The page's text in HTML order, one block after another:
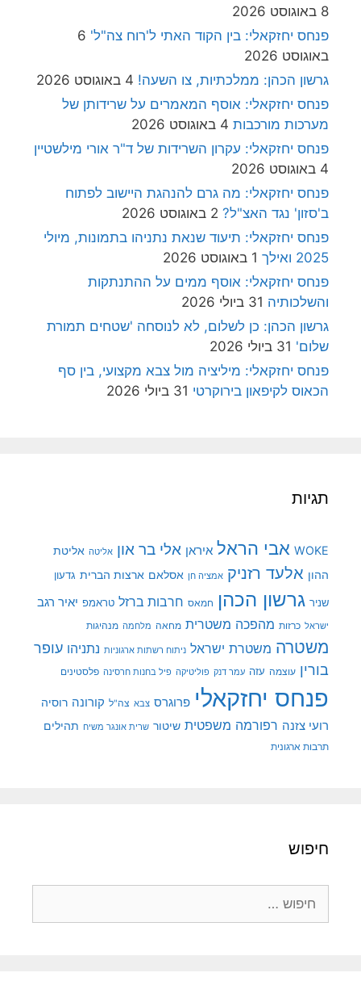
8 באוגוסט 2026
פנחס יחזקאלי: בין הקוד האתי ל'רוח צה"ל' 6
באוגוסט 2026
גרשון הכהן: ממלכתיות, צו השעה! 4 באוגוסט 2026
פנחס יחזקאלי: אוסף המאמרים על שרידותן של
מערכות מורכבות 4 באוגוסט 2026
פנחס יחזקאלי: עקרון השרידות של ד"ר אורי מילשטיין
4 באוגוסט 2026
פנחס יחזקאלי: מה גרם להנהגת היישוב לפתוח
ב'סזון' נגד האצ"ל? 2 באוגוסט 2026
פנחס יחזקאלי: תיעוד שנאת נתניהו בתמונות, מיולי
2025 ואילך
1 באוגוסט 2026
פנחס יחזקאלי: אוסף ממים על ההתנתקות
והשלכותיה 31 ביולי 2026
גרשון הכהן: כן לשלום, לא לנוסחה 'שטחים תמורת
שלום' 31 ביולי 2026
פנחס יחזקאלי: מיליציה מול צבא מקצועי, בין סף
הכאוס לקיפאון בירוקרטי 31 ביולי 2026
תגיות
WOKE אבי הראל איראן אלי בר און אליטה אליטת
ההון אלעד רזניק אמציה חן אסלאם ארצות הברית גדעון
שניר גרשון הכהן חמאס חרבות ברזל טראמפ יאיר רגב
ישראל כרזות מהפכה משטרית מחאה מלחמה מנהיגות
משטרה משטרת ישראל ניתוח רשתות ארגוניות נתניהו עופר
בורין עוצמה עזה עמר דנק פוליטיקה פיל בחנות חרסינה פלסטינים
פנחס יחזקאלי פרוגרס צבא צה"ל קורונה רוסיה
רועי צזנה רפורמה משפטית שיטור שרית אונגר משיח תהילים
תרבות ארגונית
חיפוש